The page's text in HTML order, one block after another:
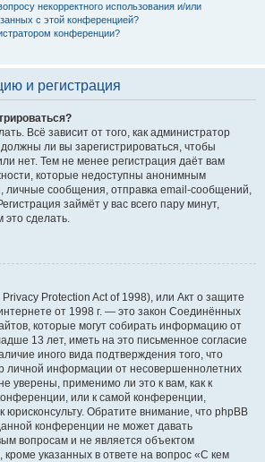
некорректного использования и/или
с этой конференцией?
конференции?
и регистрация
Всё зависит от того, как администратор
ли вы зарегистрироваться, чтобы
нет. Тем не менее регистрация даёт вам
которые недоступны анонимным
личные сообщения, отправка email-сообщений,
займёт у вас всего пару минут,
сделать.
Protection Act of 1998), или Акт о защите
от 1998 г. — это закон Соединённых
которые могут собирать информацию от
13 лет, иметь на это письменное согласие
иного вида подтверждения того, что
личной информации от несовершеннолетних
уверены, применимо ли это к вам, как к
или к самой конференции,
юрисконсульту. Обратите внимание, что phpBB
конференции не может давать
вопросам и не является объектом
указанных в ответе на вопрос «С кем